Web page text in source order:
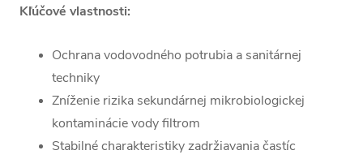
Kľúčové vlastnosti:
Ochrana vodovodného potrubia a sanitárnej
techniky
Zníženie rizika sekundárnej mikrobiologickej
kontaminácie vody filtrom
Stabilné charakteristiky zadržiavania častíc